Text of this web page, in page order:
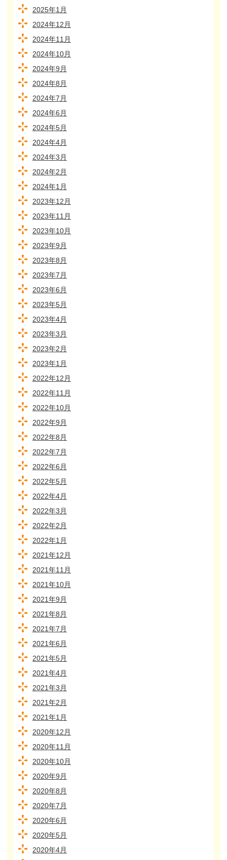
2025年1月
2024年12月
2024年11月
2024年10月
2024年9月
2024年8月
2024年7月
2024年6月
2024年5月
2024年4月
2024年3月
2024年2月
2024年1月
2023年12月
2023年11月
2023年10月
2023年9月
2023年8月
2023年7月
2023年6月
2023年5月
2023年4月
2023年3月
2023年2月
2023年1月
2022年12月
2022年11月
2022年10月
2022年9月
2022年8月
2022年7月
2022年6月
2022年5月
2022年4月
2022年3月
2022年2月
2022年1月
2021年12月
2021年11月
2021年10月
2021年9月
2021年8月
2021年7月
2021年6月
2021年5月
2021年4月
2021年3月
2021年2月
2021年1月
2020年12月
2020年11月
2020年10月
2020年9月
2020年8月
2020年7月
2020年6月
2020年5月
2020年4月